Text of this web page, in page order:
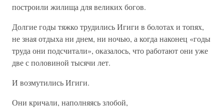
построили жилища для великих богов.
Долгие годы тяжко трудились Игиги в болотах и топях,
не зная отдыха ни днем, ни ночью, а когда наконец «годы
труда они подсчитали», оказалось, что работают они уже
две с половиной тысячи лет.
И возмутились Игиги.
Они кричали, наполняясь злобой,